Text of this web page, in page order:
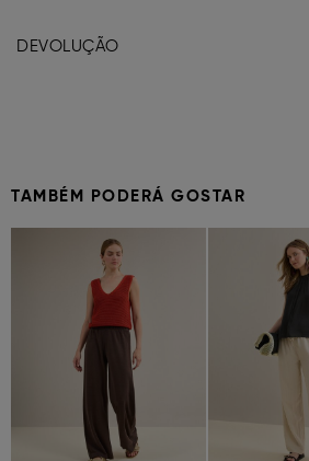
DEVOLUÇÃO
TAMBÉM PODERÁ GOSTAR